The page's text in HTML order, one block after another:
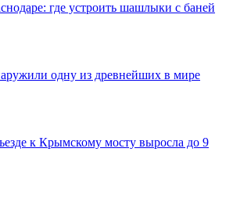
где устроить шашлыки с баней
одну из древнейших в мире
к Крымскому мосту выросла до 9